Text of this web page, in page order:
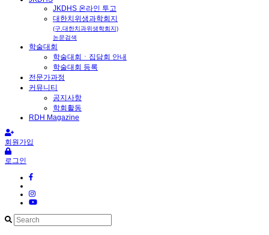
JKDHS 온라인 투고
대한치위생과학회지
(구.대한치과위생학회지)
논문검색
학술대회
학술대회ㆍ집담회 안내
학술대회 등록
전문가과정
커뮤니티
공지사항
학회활동
RDH Magazine
회원가입
로그인